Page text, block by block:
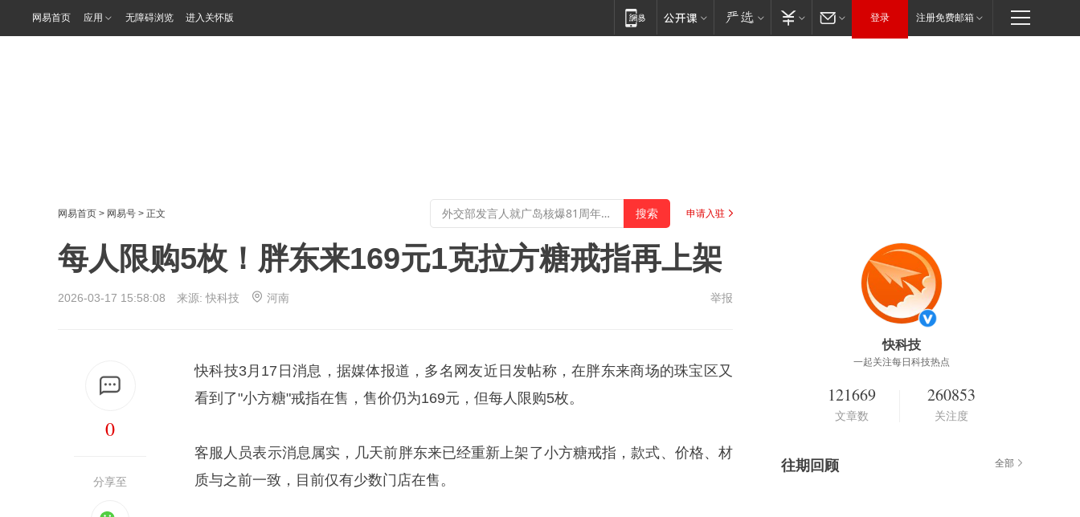
网易首页 应用 无障碍浏览 进入关怀版 登录 注册免费邮箱
网易首页 > 网易号 > 正文 申请入驻
每人限购5枚！胖东来169元1克拉方糖戒指再上架
2026-03-17 15:58:08 来源:快科技 河南 举报
0
分享至
快科技3月17日消息，据媒体报道，多名网友近日发帖称，在胖东来商场的珠宝区又
看到了"小方糖"戒指在售，售价仍为169元，但每人限购5枚。
客服人员表示消息属实，几天前胖东来已经重新上架了小方糖戒指，款式、价格、材
质与之前一致，目前仅有少数门店在售。
快科技
一起关注每日科技热点
121669
文章数
260853
关注度
往期回顾 全部